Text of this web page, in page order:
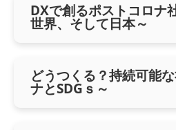
DXで創るポストコロナ
世界、そして日本～
どうつくる？持続可能
ナとSDGｓ～